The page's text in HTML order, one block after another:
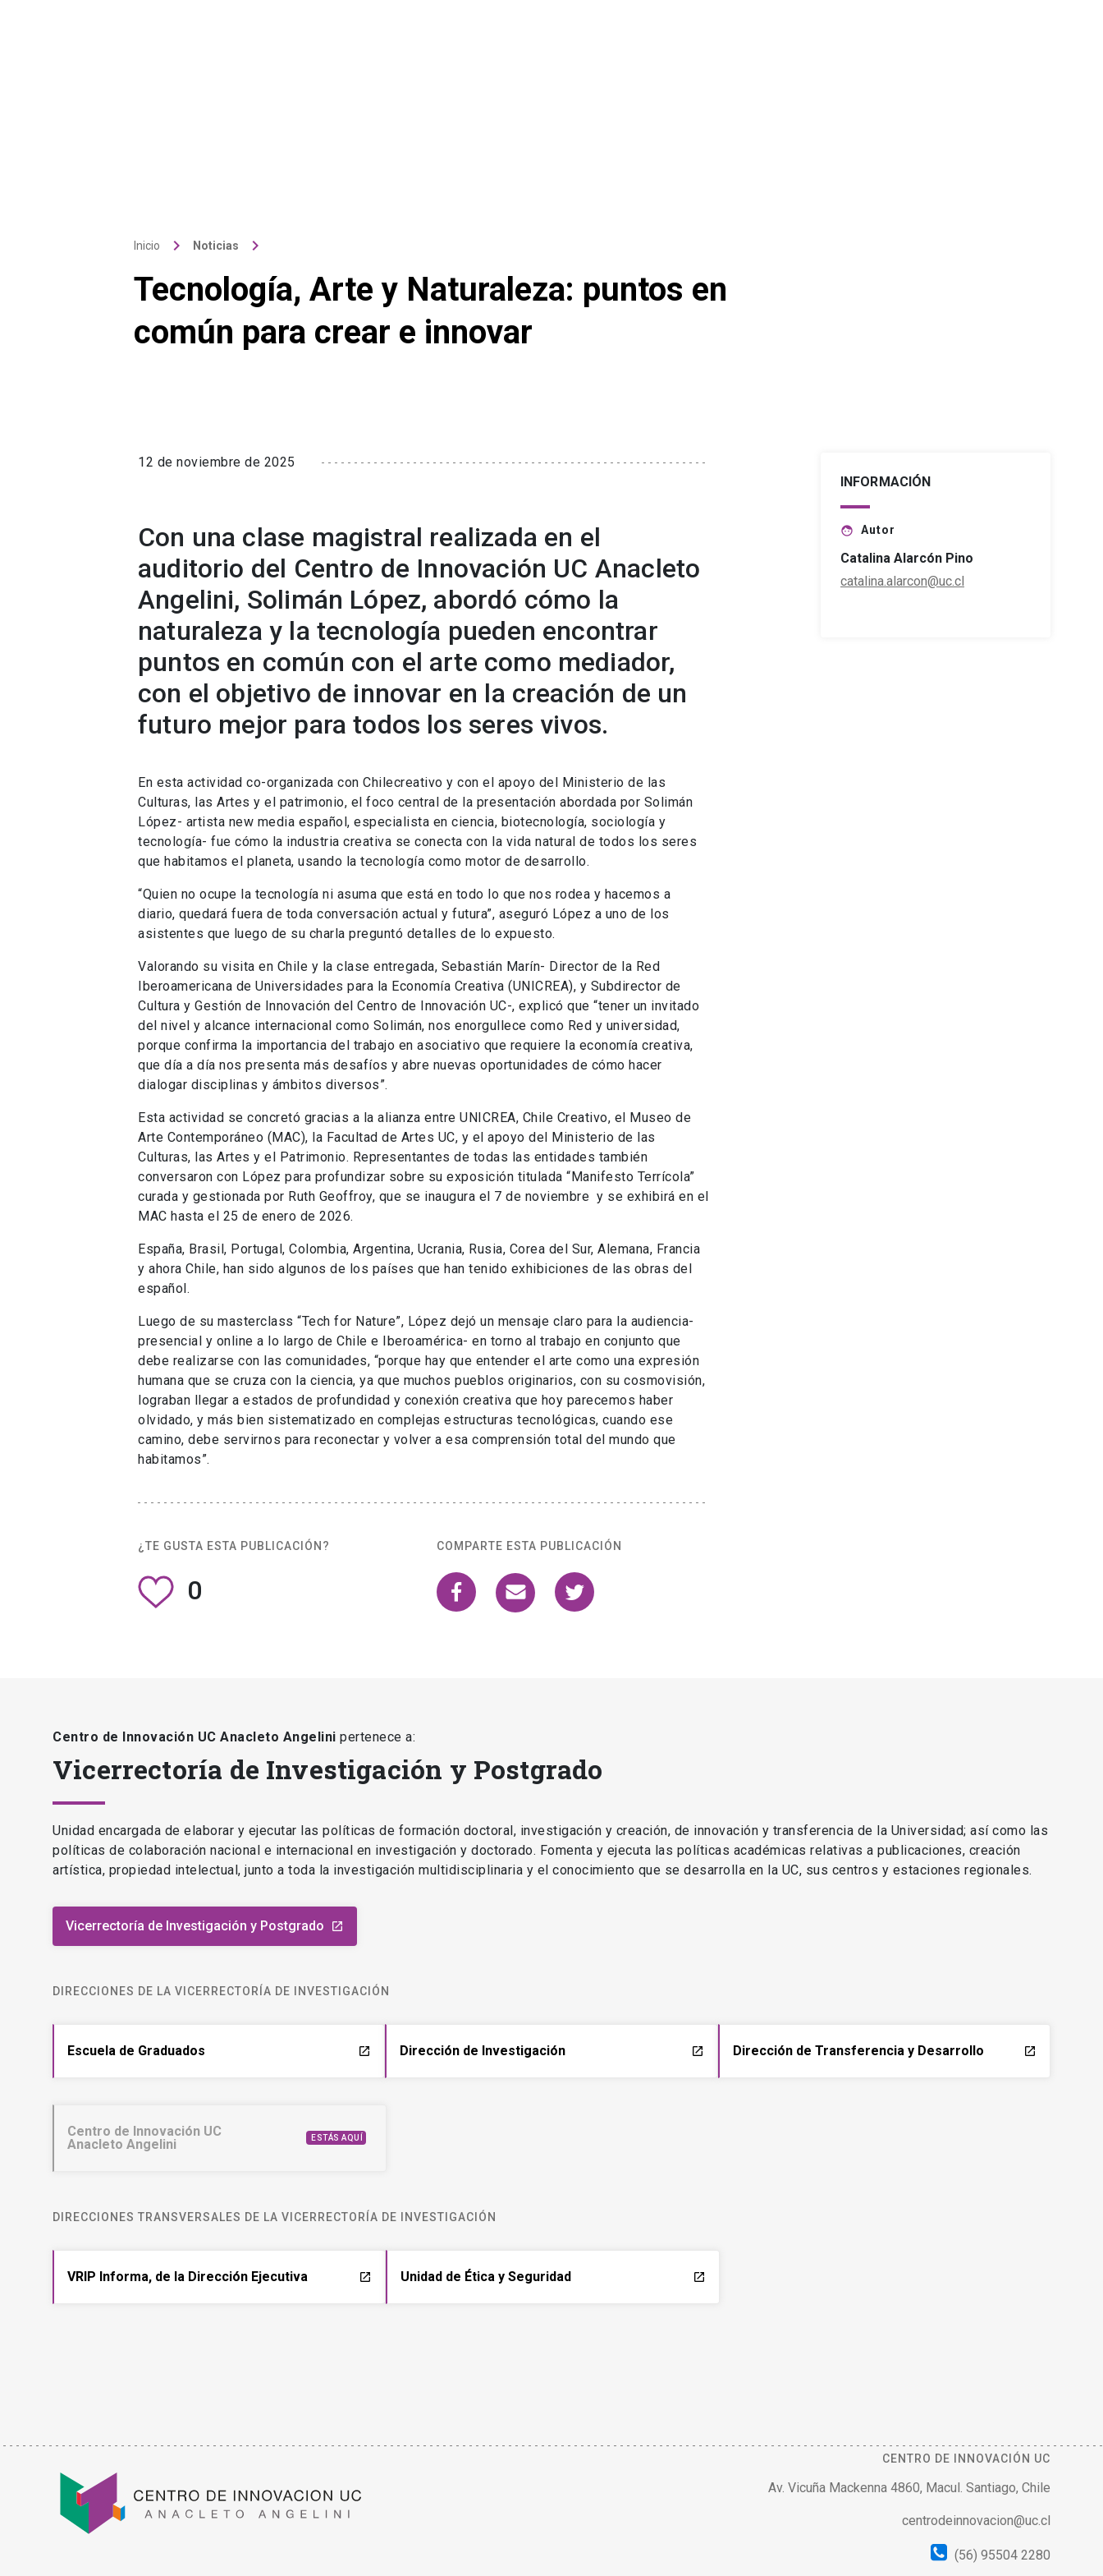
Inicio keyboard_arrow_right Noticias keyboard_arrow_right
Tecnología, Arte y Naturaleza: puntos en
común para crear e innovar
12 de noviembre de 2025
Con una clase magistral realizada en el
auditorio del Centro de Innovación UC Anacleto
Angelini, Solimán López, abordó cómo la
naturaleza y la tecnología pueden encontrar
puntos en común con el arte como mediador,
con el objetivo de innovar en la creación de un
futuro mejor para todos los seres vivos.
En esta actividad co-organizada con Chilecreativo y con el apoyo del Ministerio de las
Culturas, las Artes y el patrimonio, el foco central de la presentación abordada por Solimán
López- artista new media español, especialista en ciencia, biotecnología, sociología y
tecnología- fue cómo la industria creativa se conecta con la vida natural de todos los seres
que habitamos el planeta, usando la tecnología como motor de desarrollo.
“Quien no ocupe la tecnología ni asuma que está en todo lo que nos rodea y hacemos a
diario, quedará fuera de toda conversación actual y futura”, aseguró López a uno de los
asistentes que luego de su charla preguntó detalles de lo expuesto.
Valorando su visita en Chile y la clase entregada, Sebastián Marín- Director de la Red
Iberoamericana de Universidades para la Economía Creativa (UNICREA), y Subdirector de
Cultura y Gestión de Innovación del Centro de Innovación UC-, explicó que “tener un invitado
del nivel y alcance internacional como Solimán, nos enorgullece como Red y universidad,
porque confirma la importancia del trabajo en asociativo que requiere la economía creativa,
que día a día nos presenta más desafíos y abre nuevas oportunidades de cómo hacer
dialogar disciplinas y ámbitos diversos”.
Esta actividad se concretó gracias a la alianza entre UNICREA, Chile Creativo, el Museo de
Arte Contemporáneo (MAC), la Facultad de Artes UC, y el apoyo del Ministerio de las
Culturas, las Artes y el Patrimonio. Representantes de todas las entidades también
conversaron con López para profundizar sobre su exposición titulada “Manifesto Terrícola”
curada y gestionada por Ruth Geoffroy, que se inaugura el 7 de noviembre y se exhibirá en el
MAC hasta el 25 de enero de 2026.
España, Brasil, Portugal, Colombia, Argentina, Ucrania, Rusia, Corea del Sur, Alemana, Francia
y ahora Chile, han sido algunos de los países que han tenido exhibiciones de las obras del
español.
Luego de su masterclass “Tech for Nature”, López dejó un mensaje claro para la audiencia-
presencial y online a lo largo de Chile e Iberoamérica- en torno al trabajo en conjunto que
debe realizarse con las comunidades, “porque hay que entender el arte como una expresión
humana que se cruza con la ciencia, ya que muchos pueblos originarios, con su cosmovisión,
lograban llegar a estados de profundidad y conexión creativa que hoy parecemos haber
olvidado, y más bien sistematizado en complejas estructuras tecnológicas, cuando ese
camino, debe servirnos para reconectar y volver a esa comprensión total del mundo que
habitamos”.
¿TE GUSTA ESTA PUBLICACIÓN?
0
COMPARTE ESTA PUBLICACIÓN
INFORMACIÓN
face Autor
Catalina Alarcón Pino
catalina.alarcon@uc.cl
Centro de Innovación UC Anacleto Angelini pertenece a:
Vicerrectoría de Investigación y Postgrado
Unidad encargada de elaborar y ejecutar las políticas de formación doctoral, investigación y creación, de innovación y transferencia de la Universidad; así como las
políticas de colaboración nacional e internacional en investigación y doctorado. Fomenta y ejecuta las políticas académicas relativas a publicaciones, creación
artística, propiedad intelectual, junto a toda la investigación multidisciplinaria y el conocimiento que se desarrolla en la UC, sus centros y estaciones regionales.
Vicerrectoría de Investigación y Postgrado launch
DIRECCIONES DE LA VICERRECTORÍA DE INVESTIGACIÓN
Escuela de Graduados launch Dirección de Investigación launch Dirección de Transferencia y Desarrollo launch
Centro de Innovación UC
Anacleto Angelini
ESTÁS AQUÍ
DIRECCIONES TRANSVERSALES DE LA VICERRECTORÍA DE INVESTIGACIÓN
VRIP Informa, de la Dirección Ejecutiva launch Unidad de Ética y Seguridad launch
CENTRO DE INNOVACIÓN UC
Av. Vicuña Mackenna 4860, Macul. Santiago, Chile
centrodeinnovacion@uc.cl
(56) 95504 2280